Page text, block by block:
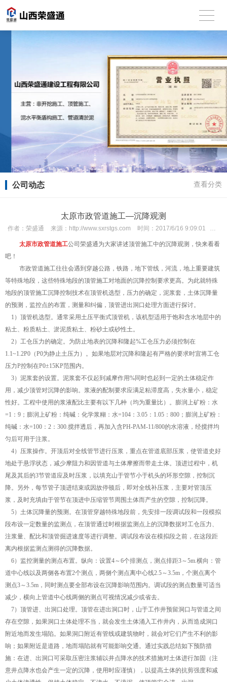
公司动态 查看分类
太原市政管道施工—沉降观测
作者： 荣盛通 来源： http://www.sxrstgs.com 时间： 2017/6/16 9:09:01 次数
太原市政管道施工公司荣盛通为大家讲述顶管施工中的沉降观测，快来看看
吧！
市政管道施工往往会遇到穿越公路，铁路，地下管线，河流，地上重要建筑
等特殊地段，这些特殊地段的顶管施工对地面的沉降控制要求更高。为此就特殊
地段的顶管施工沉降控制技术在顶管机选型，压力的确定，泥浆套，土体沉降量
的预测，监控点的布置，测量和纠偏，顶管进出洞口处理方面进行探讨。
1）顶管机选型。通常采用土压平衡式顶管机，该机型适用于饱和含水地层中的
粘土、粉质粘土、淤泥质粘土、粉砂土或砂性土。
2）工仓压力的确定。为防止地表的沉降和隆起%工仓压力必须控制在
1.1~1.2P0（P0为静止土压力）。如果地层对沉降和隆起有严格的要求时宜将工仓
压力P控制在P0±15KP范围内。
3）泥浆套的设置。泥浆套不仅起到减摩作用%同时也起到一定的土体稳定作
用，减少顶管对沉降的影响。浆液的配制要求应满足粘滞度高，失水量小，稳定
性好。工程中使用的浆液配比主要有以下几种（均为重量比）。膨润上矿粉：水
=1：9；膨润上矿粉：纯碱：化学浆糊：水=104：3.05：1.05：800；膨润上矿粉：
纯碱：水=100：2：300.搅拌透后，再加入含PH-PAM-11/800的水溶液，经搅拌均
匀后可用于注浆。
4）压浆操作。开顶后对全线管节进行压浆，重点在管道底部压浆，使管道史好
地处于悬浮状态，减少摩阻力和因管道与土体摩擦而带走土体。顶进过程中，机
尾及其后的3节管道应及时压浆，以填充山于管节小于机头的环形空隙，控制沉
降。另外，每节管子顶进结束或因故停顿后，即对全线补压浆，主要对管顶压
浆，及时充填由于管节在顶进中压缩管节周围土体而产生的空隙，控制沉降。
5）土体沉降量的预测。在顶管穿越特殊地段前，先安排一段调试段和一段模拟
段布设一定数量的监测点，在顶管通过时根据监测点上的沉降数据对工仓压力、
注浆量、配比和顶管掘进速度等进行调整。调试段布设在模拟段之前，在这段距
离内根据监测点测得的沉降数据。
6）监控测量的测点布置。纵向：设置4～6个排测点，测点排距3～5m.横向：管
道中心线以及两侧各布置2个测点，两侧个测点离中心线2.5～3.5m，个测点离个
测点3～3.5m，同时测点要全部布设在沉降影响范围内。调试段的测点数量可适当
减少，横向上管道中心线两侧的测点可视情况减少或省去。
7）顶管进、出洞口处理。顶管在进出洞口时，山于工作井预留洞口与管道之间
存在空隙，如果洞口土体处理不当，就会发生土体涌入工作井内，从而造成洞口
附近地而发生塌陷。如果洞口附近有管线或建筑物时，就会对它们产生不利的影
响；如果附近是道路，地而塌陷就有可能影响交通。通过实践总结如下预防措
施：在进、出洞口可采取压密注浆辅以井点降水的技术措施对土体进行加固（注
意井点降水也会产生一定的沉降，使用时应谨慎），以提高土体的抗剪强度和减